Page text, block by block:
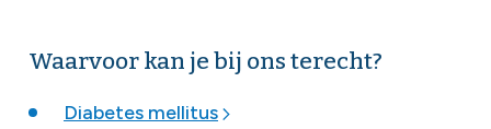
Waarvoor kan je bij ons terecht?
Diabetes mellitus